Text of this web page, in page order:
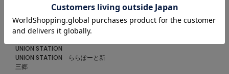
2026.02.17
ボードシャツブルゾン
UNION STATION
UNION STATION ららぽーと新
三郷